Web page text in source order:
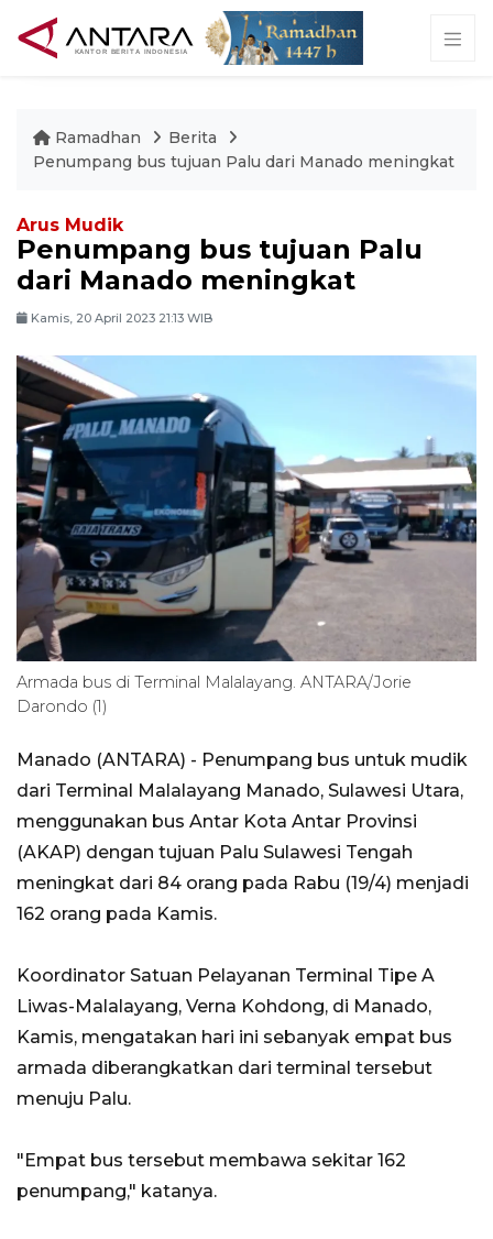
Ramadhan
Berita
Penumpang bus tujuan Palu dari Manado meningkat
Arus Mudik
Penumpang bus tujuan Palu
dari Manado meningkat
Kamis, 20 April 2023 21:13 WIB
Armada bus di Terminal Malalayang. ANTARA/Jorie
Darondo (1)
Manado (ANTARA) - Penumpang bus untuk mudik
dari Terminal Malalayang Manado, Sulawesi Utara,
menggunakan bus Antar Kota Antar Provinsi
(AKAP) dengan tujuan Palu Sulawesi Tengah
meningkat dari 84 orang pada Rabu (19/4) menjadi
162 orang pada Kamis.
Koordinator Satuan Pelayanan Terminal Tipe A
Liwas-Malalayang, Verna Kohdong, di Manado,
Kamis, mengatakan hari ini sebanyak empat bus
armada diberangkatkan dari terminal tersebut
menuju Palu.
"Empat bus tersebut membawa sekitar 162
penumpang," katanya.